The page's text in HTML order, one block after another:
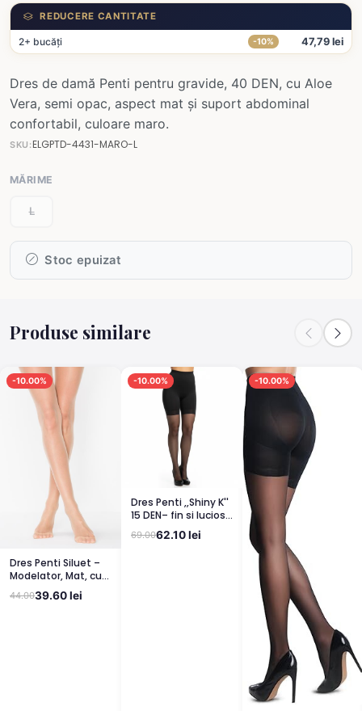
REDUCERE CANTITATE
2+ bucăți -10% 47,79 lei
Dres de damă Penti pentru gravide, 40 DEN, cu Aloe
Vera, semi opac, aspect mat și suport abdominal
confortabil, culoare maro.
SKU:ELGPTD-4431-MARO-L
MĂRIME
L
Stoc epuizat
Produse similare
-10.00%
Dres Penti Siluet –
Modelator, Mat, cu
Corset, Light Nude
44.0039.60 lei
-10.00%
Dres Penti ,,Shiny K''
15 DEN– fin si lucios,
clin din bumbac,
bronz
69.0062.10 lei
-10.00%